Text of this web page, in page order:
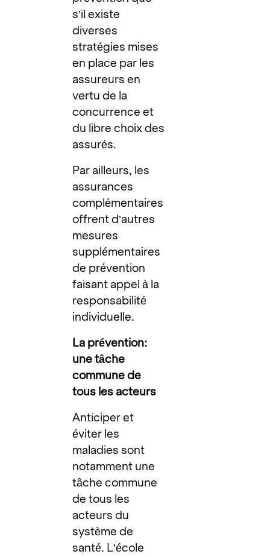
s’il existe
diverses
stratégies mises
en place par les
assureurs en
vertu de la
concurrence et
du libre choix des
assurés.
Par ailleurs, les
assurances
complémentaires
offrent d’autres
mesures
supplémentaires
de prévention
faisant appel à la
responsabilité
individuelle.
La prévention:
une tâche
commune de
tous les acteurs
Anticiper et
éviter les
maladies sont
notamment une
tâche commune
de tous les
acteurs du
système de
santé. L’école